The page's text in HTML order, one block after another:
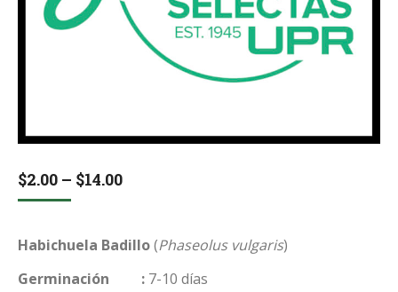
$2.00 – $14.00Price
$14.00
Habichuela Badillo(Phaseolus vulgaris)
Germinación : 7-10 días